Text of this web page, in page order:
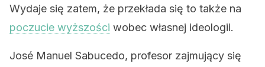
Wydaje się zatem, że przekłada się to także na
poczucie wyższości wobec własnej ideologii.
José Manuel Sabucedo, profesor zajmujący się